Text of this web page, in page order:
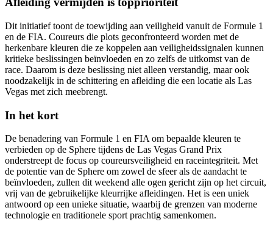
Dit initiatief toont de toewijding aan veiligheid vanuit de Formule 1
en de FIA. Coureurs die plots geconfronteerd worden met de
herkenbare kleuren die ze koppelen aan veiligheidssignalen kunnen
kritieke beslissingen beïnvloeden en zo zelfs de uitkomst van de
race. Daarom is deze beslissing niet alleen verstandig, maar ook
noodzakelijk in de schittering en afleiding die een locatie als Las
Vegas met zich meebrengt.
In het kort
De benadering van Formule 1 en FIA om bepaalde kleuren te
verbieden op de Sphere tijdens de Las Vegas Grand Prix
onderstreept de focus op coureursveiligheid en raceintegriteit. Met
de potentie van de Sphere om zowel de sfeer als de aandacht te
beïnvloeden, zullen dit weekend alle ogen gericht zijn op het circuit,
vrij van de gebruikelijke kleurrijke afleidingen. Het is een uniek
antwoord op een unieke situatie, waarbij de grenzen van moderne
technologie en traditionele sport prachtig samenkomen.